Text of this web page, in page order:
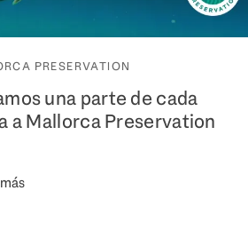
PRESERVATION
una parte de cada
a Mallorca Preservation